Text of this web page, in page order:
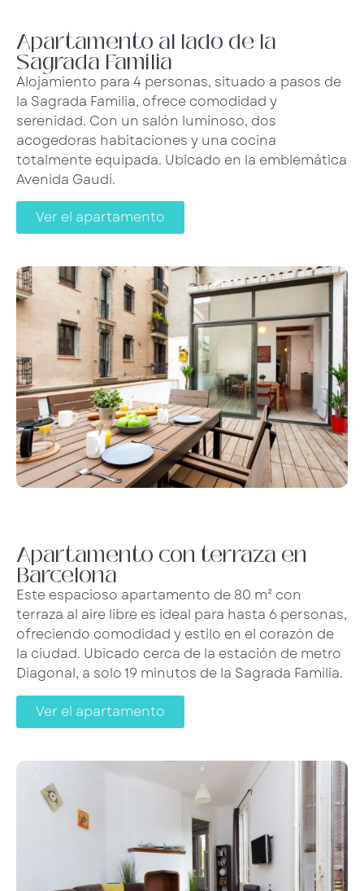
Apartamento al lado de la
Sagrada Familia
Alojamiento para 4 personas, situado a pasos de
la Sagrada Familia, ofrece comodidad y
serenidad. Con un salón luminoso, dos
acogedoras habitaciones y una cocina
totalmente equipada. Ubicado en la emblemática
Avenida Gaudí.
Ver el apartamento
Apartamento con terraza en
Barcelona
Este espacioso apartamento de 80 m² con
terraza al aire libre es ideal para hasta 6 personas,
ofreciendo comodidad y estilo en el corazón de
la ciudad. Ubicado cerca de la estación de metro
Diagonal, a solo 19 minutos de la Sagrada Familia.
Ver el apartamento